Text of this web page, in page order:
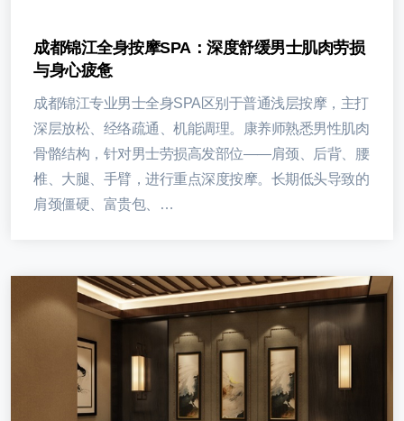
成都锦江全身按摩SPA：深度舒缓男士肌肉劳损
与身心疲惫
成都锦江专业男士全身SPA区别于普通浅层按摩，主打
深层放松、经络疏通、机能调理。康养师熟悉男性肌肉
骨骼结构，针对男士劳损高发部位——肩颈、后背、腰
椎、大腿、手臂，进行重点深度按摩。长期低头导致的
肩颈僵硬、富贵包、…